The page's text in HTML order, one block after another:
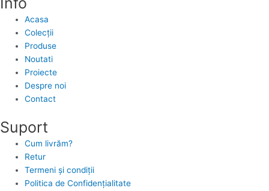
Acasa
Colecții
Produse
Noutati
Proiecte
Despre noi
Contact
Suport
Cum livrăm?
Retur
Termeni și condiții
Politica de Confidențialitate